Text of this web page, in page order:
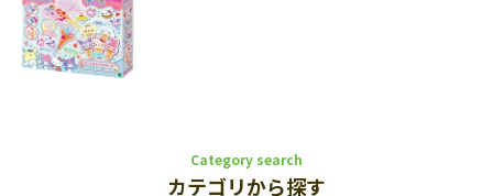
Category search
カテゴリから探す